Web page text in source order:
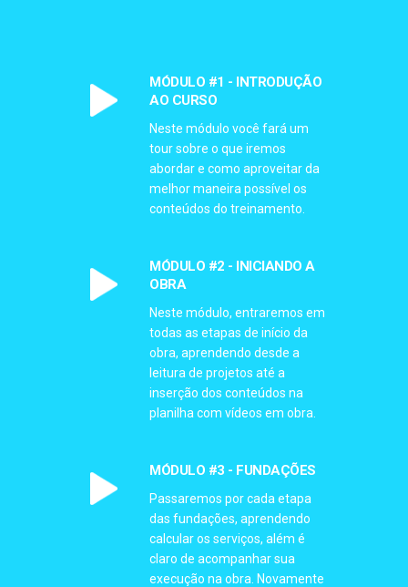
MÓDULO #1 - INTRODUÇÃO
AO CURSO
Neste módulo você fará um
tour sobre o que iremos
abordar e como aproveitar da
melhor maneira possível os
conteúdos do treinamento.
MÓDULO #2 - INICIANDO A
OBRA
Neste módulo, entraremos em
todas as etapas de início da
obra, aprendendo desde a
leitura de projetos até a
inserção dos conteúdos na
planilha com vídeos em obra.
MÓDULO #3 - FUNDAÇÕES
Passaremos por cada etapa
das fundações, aprendendo
calcular os serviços, além é
claro de acompanhar sua
execução na obra. Novamente